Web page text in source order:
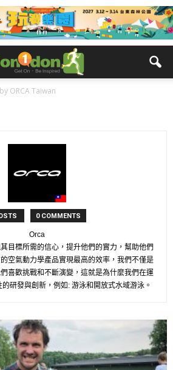
ORCA Taiwan
0 COMMENTS
Orca
目標所需的信心，提升他們的實力，幫助他們
空氣動力學產品實現最高的效率，我們不僅是
喜歡挑戰和不斷演變，這就是為什麼我們在運
研發與創新，例如: 游泳和開放式水域游泳。